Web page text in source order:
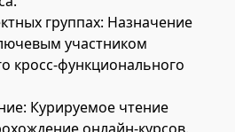
группах: Назначение
участником
кросс-функционального
Курируемое чтение